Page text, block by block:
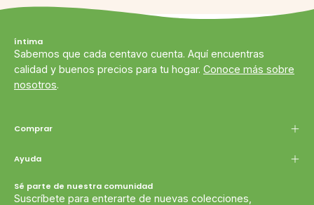
íntima
Sabemos que cada centavo cuenta. Aquí encuentras
calidad y buenos precios para tu hogar. Conoce más sobre
nosotros.
Comprar
Ayuda
Sé parte de nuestra comunidad
Suscríbete para enterarte de nuevas colecciones,